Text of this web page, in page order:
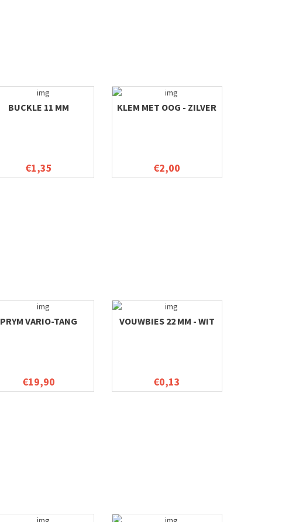
BUCKLE 11 MM
€1,35
KLEM MET OOG - ZILVER
€2,00
PRYM VARIO-TANG
€19,90
VOUWBIES 22 MM - WIT
€0,13